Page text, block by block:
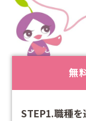
無
STEP1.職種